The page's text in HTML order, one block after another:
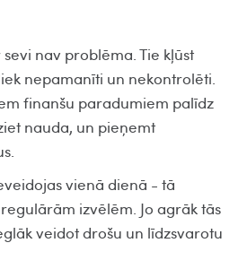
nav problēma. Tie kļūst
nepamanīti un nekontrolēti.
finanšu paradumiem palīdz
nauda, un pieņemt
vienā dienā - tā
izvēlēm. Jo agrāk tās
veidot drošu un līdzsvarotu